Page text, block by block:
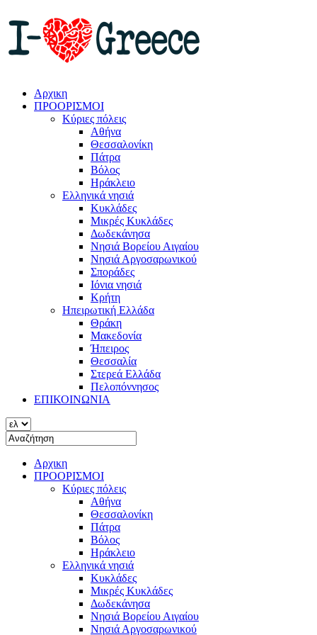
Αρχικη
ΠΡΟΟΡΙΣΜΟΙ
Κύριες πόλεις
Αθήνα
Θεσσαλονίκη
Πάτρα
Βόλος
Ηράκλειο
Ελληνικά νησιά
Κυκλάδες
Μικρές Κυκλάδες
Δωδεκάνησα
Νησιά Βορείου Αιγαίου
Νησιά Αργοσαρωνικού
Σποράδες
Ιόνια νησιά
Κρήτη
Ηπειρωτική Ελλάδα
Θράκη
Μακεδονία
Ήπειρος
Θεσσαλία
Στερεά Ελλάδα
Πελοπόννησος
ΕΠΙΚΟΙΝΩΝΙΑ
Αρχικη
ΠΡΟΟΡΙΣΜΟΙ
Κύριες πόλεις
Αθήνα
Θεσσαλονίκη
Πάτρα
Βόλος
Ηράκλειο
Ελληνικά νησιά
Κυκλάδες
Μικρές Κυκλάδες
Δωδεκάνησα
Νησιά Βορείου Αιγαίου
Νησιά Αργοσαρωνικού